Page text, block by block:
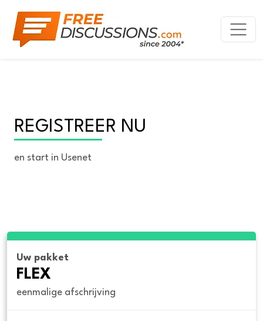
REGISTREER NU
en start in Usenet
Uw pakket
FLEX
eenmalige afschrijving